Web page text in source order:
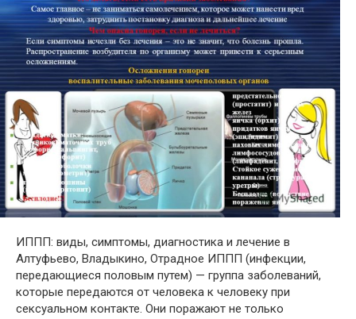
ИППП: виды, симптомы, диагностика и лечение в
Алтуфьево, Владыкино, Отрадное ИППП (инфекции,
передающиеся половым путем) — группа заболеваний,
которые передаются от человека к человеку при
сексуальном контакте. Они поражают не только